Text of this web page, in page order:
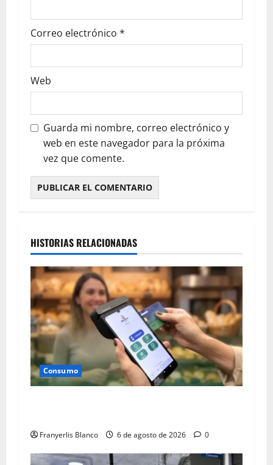
Correo electrónico *
Web
Guarda mi nombre, correo electrónico y
web en este navegador para la próxima
vez que comente.
HISTORIAS RELACIONADAS
Consumo
Franyerlis Blanco 6 de agosto de 2026 0